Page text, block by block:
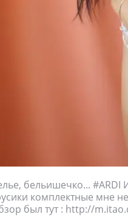
бельишечко... #ARDI
комплектные мне
был тут : http://